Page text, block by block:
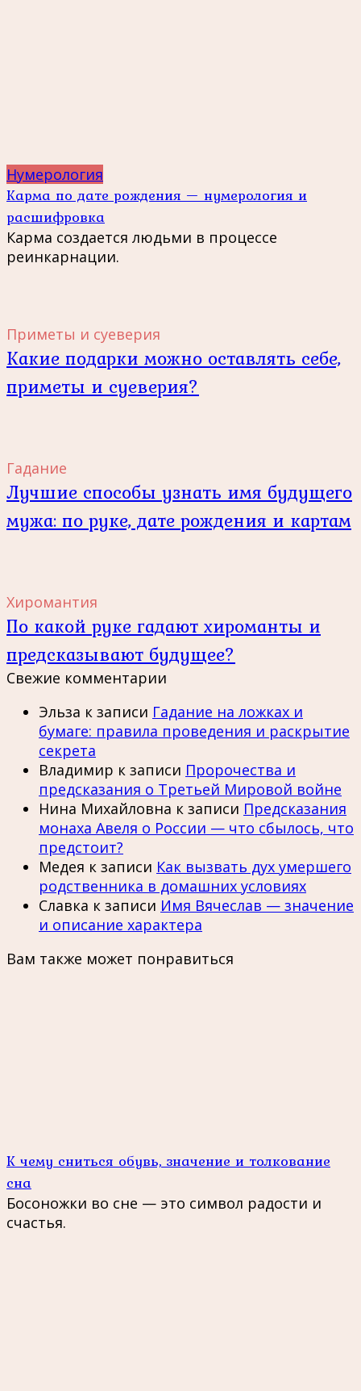
Нумерология
Карма по дате рождения — нумерология и
расшифровка
Карма создается людьми в процессе
реинкарнации.
Приметы и суеверия
Какие подарки можно оставлять себе,
приметы и суеверия?
Гадание
Лучшие способы узнать имя будущего
мужа: по руке, дате рождения и картам
Хиромантия
По какой руке гадают хироманты и
предсказывают будущее?
Свежие комментарии
Эльза к записи Гадание на ложках и
бумаге: правила проведения и раскрытие
секрета
Владимир к записи Пророчества и
предсказания о Третьей Мировой войне
Нина Михайловна к записи Предсказания
монаха Авеля о России — что сбылось, что
предстоит?
Медея к записи Как вызвать дух умершего
родственника в домашних условиях
Славка к записи Имя Вячеслав — значение
и описание характера
Вам также может понравиться
К чему сниться обувь, значение и толкование
сна
Босоножки во сне — это символ радости и
счастья.